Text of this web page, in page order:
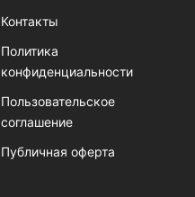
Контакты
Политика
конфиденциальности
Пользовательское
соглашение
Публичная оферта